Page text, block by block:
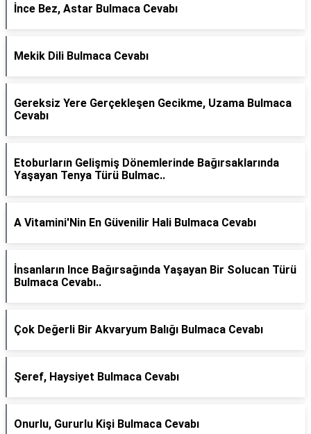
İnce Bez, Astar Bulmaca Cevabı
Mekik Dili Bulmaca Cevabı
Gereksiz Yere Gerçekleşen Gecikme, Uzama Bulmaca
Cevabı
Etoburların Gelişmiş Dönemlerinde Bağırsaklarında
Yaşayan Tenya Türü Bulmac..
A Vitamini'Nin En Güvenilir Hali Bulmaca Cevabı
İnsanların Ince Bağırsağında Yaşayan Bir Solucan Türü
Bulmaca Cevabı..
Çok Değerli Bir Akvaryum Balığı Bulmaca Cevabı
Şeref, Haysiyet Bulmaca Cevabı
Onurlu, Gururlu Kişi Bulmaca Cevabı